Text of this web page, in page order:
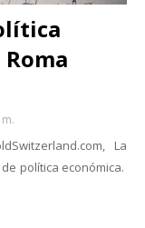
La
política económica.